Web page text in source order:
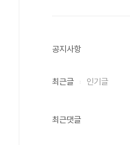
공지사항
최근글 인기글
최근댓글